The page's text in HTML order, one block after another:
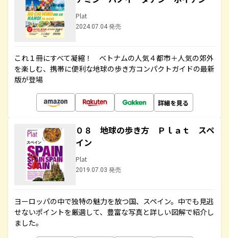
Plat
2024.07.04 発売
これ１冊にすべて凝縮！ ベトナムの人気４都市＋人気の郊外
を楽しむ、携帯に便利な地球の歩き方コンパクトガイドの最新
版が登場
詳細を見る
０８ 地球の歩き方 Ｐｌａｔ スペ
イン
Plat
2019.07.03 発売
ヨーロッパの中で独特の魅力を放つ国、スペイン。中でも見逃
せないポイントを厳選して、豊富な写真と詳しい図解で紹介し
ました。